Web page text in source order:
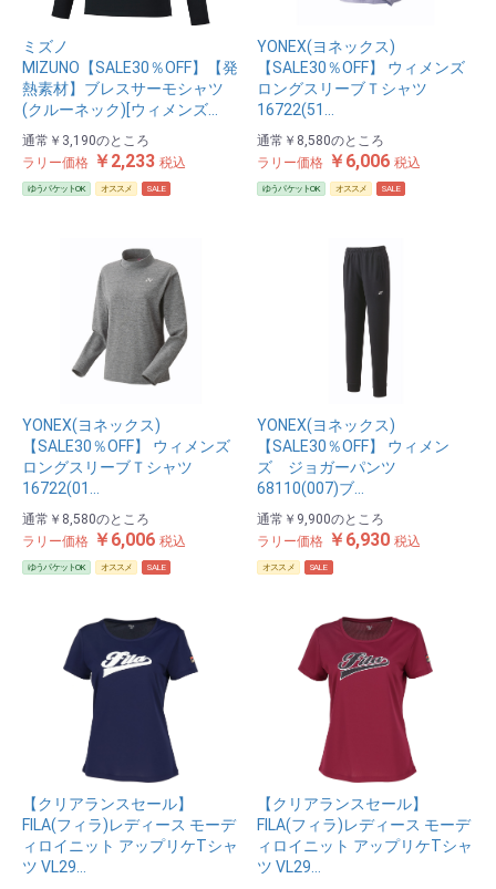
ミズノ
MIZUNO【SALE30％OFF】【発
熱素材】ブレスサーモシャツ
(クルーネック)[ウィメンズ…
通常 ￥3,190のところ
ラリー価格 ￥2,233 税込
ゆうパケットOK オススメ SALE
YONEX(ヨネックス)
【SALE30％OFF】 ウィメンズ
ロングスリーブＴシャツ
16722(51…
通常 ￥8,580のところ
ラリー価格 ￥6,006 税込
ゆうパケットOK オススメ SALE
YONEX(ヨネックス)
【SALE30％OFF】 ウィメンズ
ロングスリーブＴシャツ
16722(01…
通常 ￥8,580のところ
ラリー価格 ￥6,006 税込
ゆうパケットOK オススメ SALE
YONEX(ヨネックス)
【SALE30％OFF】 ウィメン
ズ ジョガーパンツ
68110(007)ブ…
通常 ￥9,900のところ
ラリー価格 ￥6,930 税込
オススメ SALE
【クリアランスセール】
FILA(フィラ)レディース モーデ
ィロイニット アップリケTシャ
ツ VL29…
【クリアランスセール】
FILA(フィラ)レディース モーデ
ィロイニット アップリケTシャ
ツ VL29…